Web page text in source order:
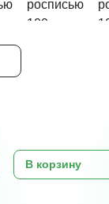
В корзину